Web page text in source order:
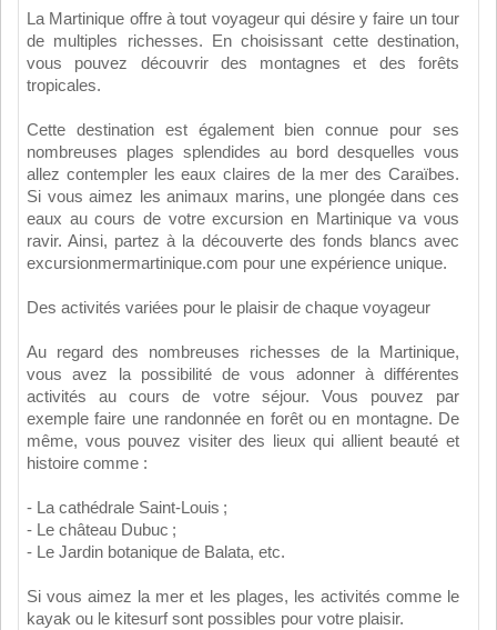
La Martinique offre à tout voyageur qui désire y faire un tour
de multiples richesses. En choisissant cette destination,
vous pouvez découvrir des montagnes et des forêts
tropicales.
Cette destination est également bien connue pour ses
nombreuses plages splendides au bord desquelles vous
allez contempler les eaux claires de la mer des Caraïbes.
Si vous aimez les animaux marins, une plongée dans ces
eaux au cours de votre excursion en Martinique va vous
ravir. Ainsi, partez à la découverte des fonds blancs avec
excursionmermartinique.com pour une expérience unique.
Des activités variées pour le plaisir de chaque voyageur
Au regard des nombreuses richesses de la Martinique,
vous avez la possibilité de vous adonner à différentes
activités au cours de votre séjour. Vous pouvez par
exemple faire une randonnée en forêt ou en montagne. De
même, vous pouvez visiter des lieux qui allient beauté et
histoire comme :
- La cathédrale Saint-Louis ;
- Le château Dubuc ;
- Le Jardin botanique de Balata, etc.
Si vous aimez la mer et les plages, les activités comme le
kayak ou le kitesurf sont possibles pour votre plaisir.